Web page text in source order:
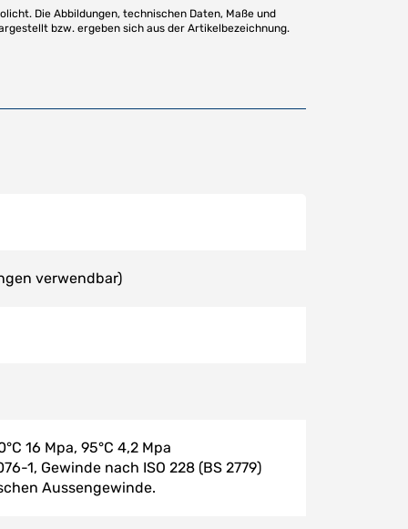
Die Abbildungen, technischen Daten, Maße und
bzw. ergeben sich aus der Artikelbezeichnung.
verwendbar)
16 Mpa, 95°C 4,2 Mpa
1, Gewinde nach ISO 228 (BS 2779)
Aussengewinde.